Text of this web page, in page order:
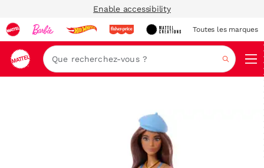
Enable accessibility
Toutes les marques